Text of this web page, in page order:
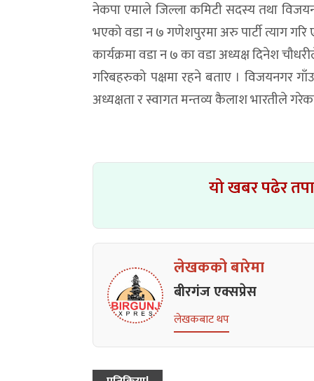
नेकपा एमाले जिल्ला कमिटी सदस्य तथा
भएको वडा न ७ गणेशपुरमा अरु पार्टी त्याग
कार्यक्रमा वडा न ७ का वडा अध्यक्ष दिनेश
गरिबहरुको पक्षमा रहने बताए । विजयनगर
अध्यक्षता र स्वागत मन्तव्य कैलाश भारतीले
यो खबर पढेर
लेखकको बारेमा
बीरगंज एक्सप्रेस
लेखकबाट थप